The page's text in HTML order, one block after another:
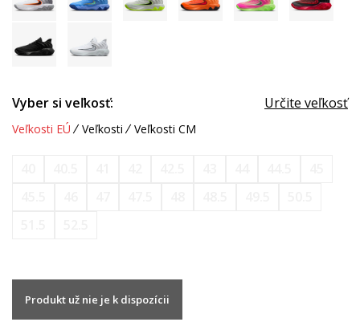
Vyber si veľkosť: Určite veľkosť
Veľkosti EÚ Veľkosti Veľkosti CM
Produkt už nie je k dispozícii